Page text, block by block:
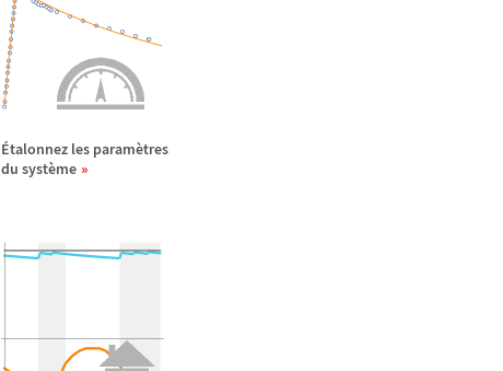
Étalonnez les paramètres
du système